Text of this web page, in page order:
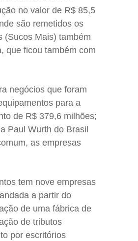
no valor de R$ 85,5
são remetidos os
(Sucos Mais) também
que ficou também com
negócios que foram
para a
de R$ 379,6 milhões;
Paul Wurth do Brasil
as empresas
tem nove empresas
a partir do
de uma fábrica de
de tributos
por escritórios